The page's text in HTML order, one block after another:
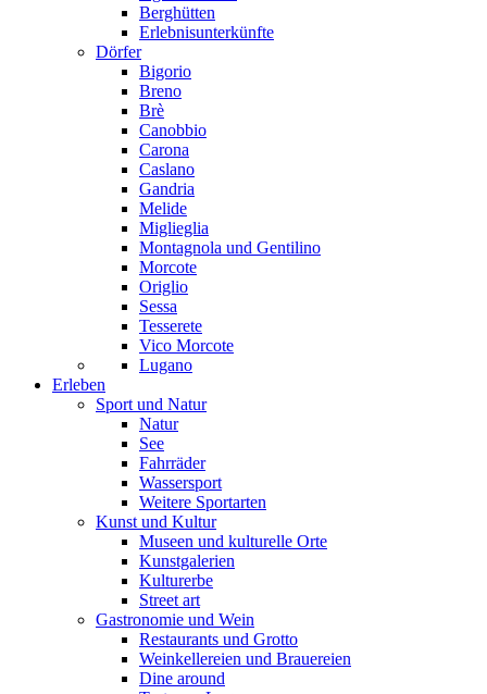
Berghütten
Erlebnisunterkünfte
Dörfer
Bigorio
Breno
Brè
Canobbio
Carona
Caslano
Gandria
Melide
Miglieglia
Montagnola und Gentilino
Morcote
Origlio
Sessa
Tesserete
Vico Morcote
Lugano
Erleben
Sport und Natur
Natur
See
Fahrräder
Wassersport
Weitere Sportarten
Kunst und Kultur
Museen und kulturelle Orte
Kunstgalerien
Kulturerbe
Street art
Gastronomie und Wein
Restaurants und Grotto
Weinkellereien und Brauereien
Dine around